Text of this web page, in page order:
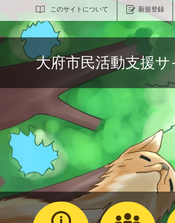
このサイトについて 新規登録
サイト内検索
大府市民活動支援